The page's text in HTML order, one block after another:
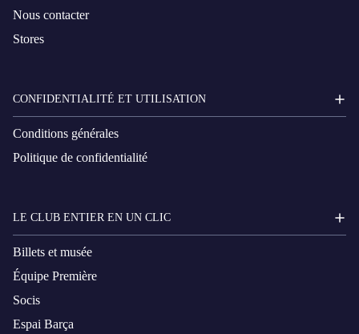
Nous contacter
Stores
CONFIDENTIALITÉ ET UTILISATION
Conditions générales
Politique de confidentialité
LE CLUB ENTIER EN UN CLIC
Billets et musée
Équipe Première
Socis
Espai Barça